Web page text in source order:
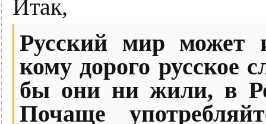
Итак,
Русский мир может
кому дорого русское
бы они ни жили, в
Почаще